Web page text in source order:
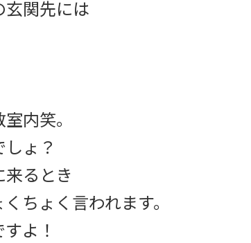
関先には
内笑。
ょ？
るとき
ちょく言われます。
よ！